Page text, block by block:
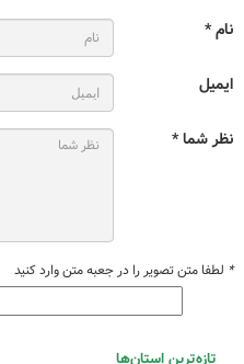
نام *
ایمیل
نظر شما *
* لطفا متن تصویر را در جعبه متن وارد کنید
تازه‌ترین استان‌ها